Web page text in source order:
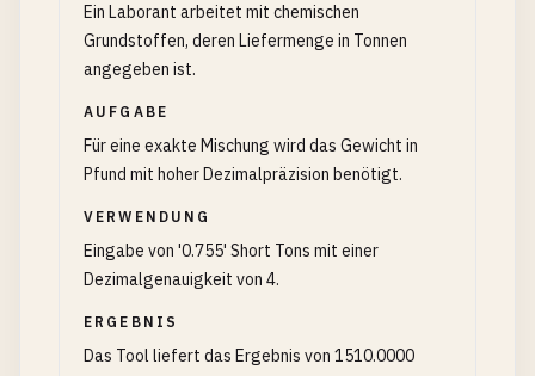
Ein Laborant arbeitet mit chemischen
Grundstoffen, deren Liefermenge in Tonnen
angegeben ist.
AUFGABE
Für eine exakte Mischung wird das Gewicht in
Pfund mit hoher Dezimalpräzision benötigt.
VERWENDUNG
Eingabe von '0.755' Short Tons mit einer
Dezimalgenauigkeit von 4.
ERGEBNIS
Das Tool liefert das Ergebnis von 1510.0000